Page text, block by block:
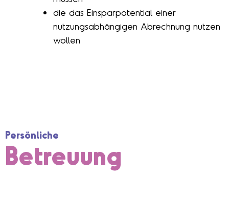
die das Einsparpotential einer
nutzungsabhängigen Abrechnung nutzen
wollen
Persönliche
Betreuung